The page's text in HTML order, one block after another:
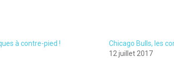
à contre-pied !
Chicago Bulls, les
12 juillet 2017